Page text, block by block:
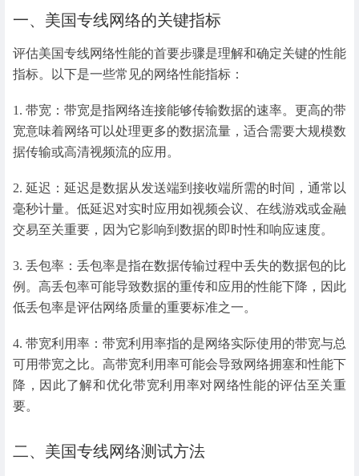
一、美国专线网络的关键指标
评估美国专线网络性能的首要步骤是理解和确定关键的性能
指标。以下是一些常见的网络性能指标：
1. 带宽：带宽是指网络连接能够传输数据的速率。更高的带
宽意味着网络可以处理更多的数据流量，适合需要大规模数
据传输或高清视频流的应用。
2. 延迟：延迟是数据从发送端到接收端所需的时间，通常以
毫秒计量。低延迟对实时应用如视频会议、在线游戏或金融
交易至关重要，因为它影响到数据的即时性和响应速度。
3. 丢包率：丢包率是指在数据传输过程中丢失的数据包的比
例。高丢包率可能导致数据的重传和应用的性能下降，因此
低丢包率是评估网络质量的重要标准之一。
4. 带宽利用率：带宽利用率指的是网络实际使用的带宽与总
可用带宽之比。高带宽利用率可能会导致网络拥塞和性能下
降，因此了解和优化带宽利用率对网络性能的评估至关重
要。
二、美国专线网络测试方法